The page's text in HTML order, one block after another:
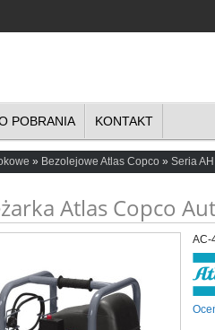
POBRANIA KONTAKT
Bezolejowe Atlas Copco Seria
Atlas Copco
AC-